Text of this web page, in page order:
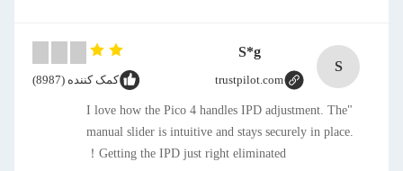
S
S*g
trustpilot.com کمک کننده (8987)
"I love how the Pico 4 handles IPD adjustment. The
manual slider is intuitive and stays securely in place.
Getting the IPD just right eliminated！